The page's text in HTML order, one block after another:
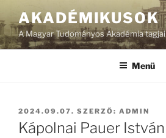
AKADÉMIKUSOK
A Magyar Tudományos Akadémia tagjai
Menü
BEKÜLDVE:
2024.09.07. SZERZŐ: ADMIN
Kápolnai Pauer István